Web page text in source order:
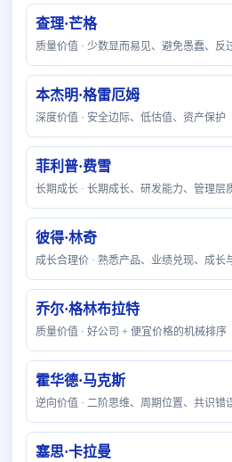
查理·芒格
质量价值 · 少数显而易见、避免愚蠢、反
本杰明·格雷厄姆
深度价值 · 安全边际、低估值、资产保护
菲利普·费雪
长期成长 · 长期成长、研发能力、管理层
彼得·林奇
成长合理价 · 熟悉产品、业绩兑现、成长
乔尔·格林布拉特
质量价值 · 好公司 + 便宜价格的机械排序
霍华德·马克斯
逆向价值 · 二阶思维、周期位置、共识错
塞思·卡拉曼